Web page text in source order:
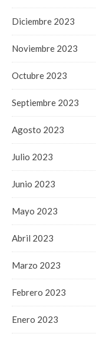
Diciembre 2023
Noviembre 2023
Octubre 2023
Septiembre 2023
Agosto 2023
Julio 2023
Junio 2023
Mayo 2023
Abril 2023
Marzo 2023
Febrero 2023
Enero 2023